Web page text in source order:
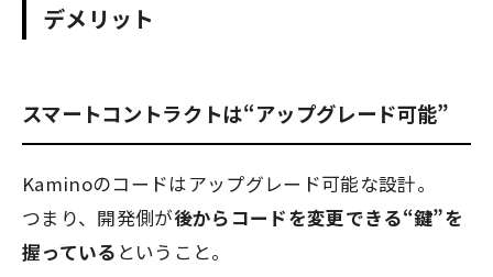
デメリット
スマートコントラクトは“アップグレード可能”
Kaminoのコードはアップグレード可能な設計。
つまり、開発側が後からコードを変更できる“鍵”を
握っている ということ。